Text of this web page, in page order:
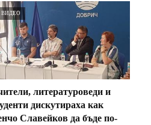
ВИДЕО
литературоведи и
дискутираха как
Славейков да бъде по-